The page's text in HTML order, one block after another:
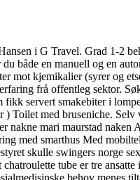
i G Travel. Grad 1-2
både en manuell og en
mot kjemikalier (syrer og
frå offentleg sektor.
servert smakebiter i
) Toilet med bruseniche.
med smarthus Med
skulle swingers norge
tube er tre
behov menes